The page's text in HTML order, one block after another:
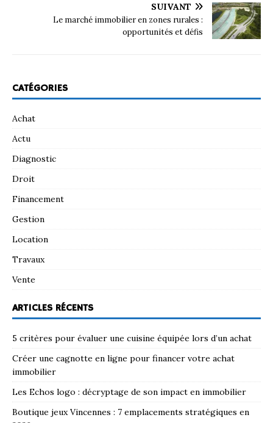
SUIVANT
Le marché immobilier en zones rurales :
opportunités et défis
CATÉGORIES
Achat
Actu
Diagnostic
Droit
Financement
Gestion
Location
Travaux
Vente
ARTICLES RÉCENTS
5 critères pour évaluer une cuisine équipée lors d’un achat
Créer une cagnotte en ligne pour financer votre achat
immobilier
Les Echos logo : décryptage de son impact en immobilier
Boutique jeux Vincennes : 7 emplacements stratégiques en